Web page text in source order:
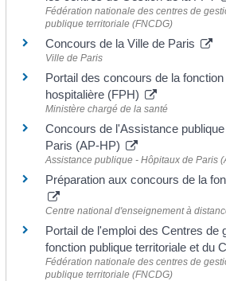
Fédération nationale des centres de
publique territoriale (FNCDG)
Concours de la Ville de Paris
Ville de Paris
Portail des concours de la fonction
hospitalière (FPH)
Ministère chargé de la santé
Concours de l'Assistance
Paris (AP-HP)
Assistance publique - Hôpitaux de Paris
Préparation aux concours de la
Centre national d'enseignement à
Portail de l'emploi des Centres de
fonction publique territoriale et du
Fédération nationale des centres de
publique territoriale (FNCDG)